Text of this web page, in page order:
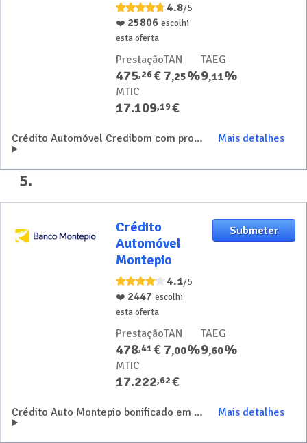
4.8/5
❤️ 25806 escolhi
esta oferta
Prestação
475,26€
TAN
7,25%
TAEG
9,11%
MTIC
17.109,19€
Crédito Automóvel Credibom com processo 100% digital e taxas de juro reduzidas Mais detalhes
5.
Crédito
Automóvel
Montepio
Crédito
Automóvel
Montepio
4.1/5
❤️ 2447 escolhi
esta oferta
Prestação
478,41€
TAN
7,00%
TAEG
9,60%
MTIC
17.222,62€
Crédito Auto Montepio bonificado em 0,5% para carros sem emissões poluentes Mais detalhes
Submeter